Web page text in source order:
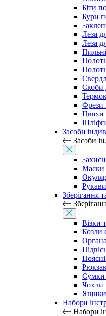
Біти
Бури
Леза
Леза
Скоби
Фрези
Цвяхи
Засоби
Засоби
Маски
Зберігання
Візки
Козли
Сумки
Чохли
Ящики
Набори
Набори